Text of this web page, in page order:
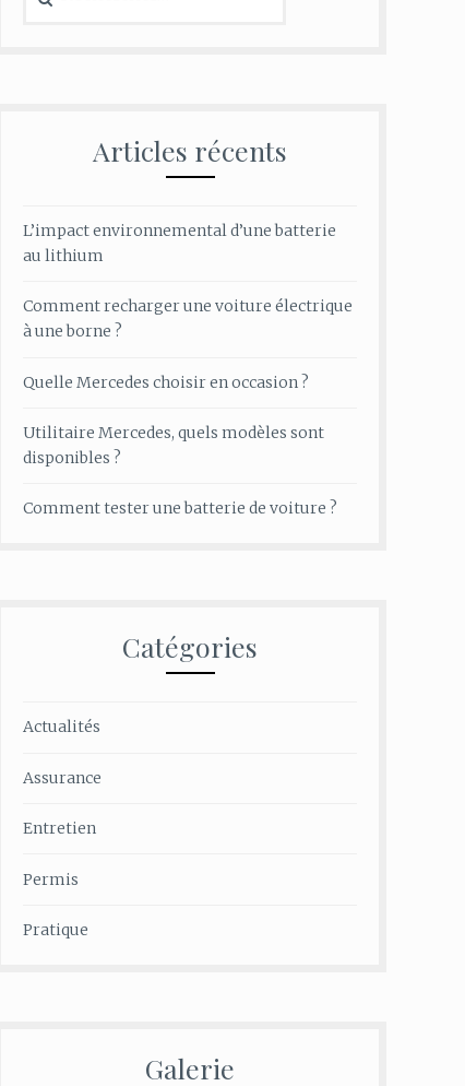
Articles récents
L’impact environnemental d’une batterie
au lithium
Comment recharger une voiture électrique
à une borne ?
Quelle Mercedes choisir en occasion ?
Utilitaire Mercedes, quels modèles sont
disponibles ?
Comment tester une batterie de voiture ?
Catégories
Actualités
Assurance
Entretien
Permis
Pratique
Galerie